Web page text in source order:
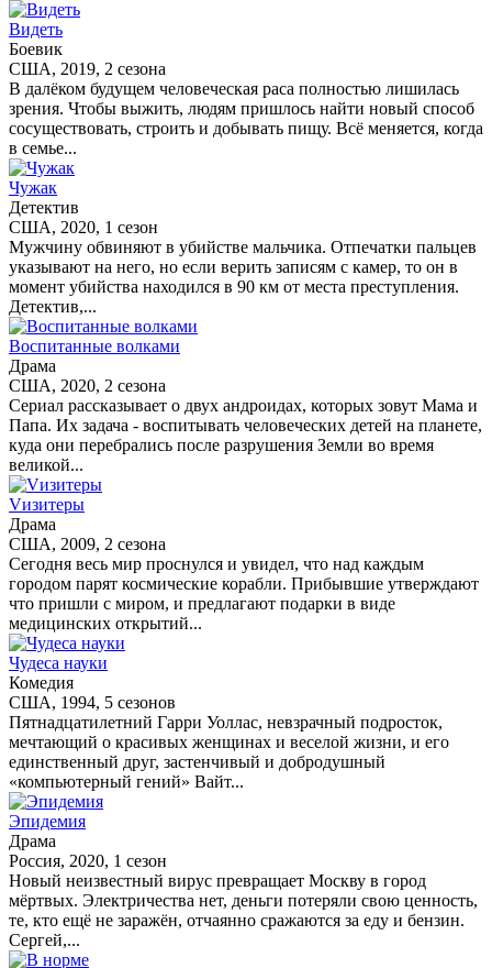
Видеть
Боевик
США, 2019, 2 сезона
В далёком будущем человеческая раса полностью лишилась
зрения. Чтобы выжить, людям пришлось найти новый способ
сосуществовать, строить и добывать пищу. Всё меняется, когда
в семье...
Чужак
Детектив
США, 2020, 1 сезон
Мужчину обвиняют в убийстве мальчика. Отпечатки пальцев
указывают на него, но если верить записям с камер, то он в
момент убийства находился в 90 км от места преступления.
Детектив,...
Воспитанные волками
Драма
США, 2020, 2 сезона
Сериал рассказывает о двух андроидах, которых зовут Мама и
Папа. Их задача - воспитывать человеческих детей на планете,
куда они перебрались после разрушения Земли во время
великой...
Vизитеры
Драма
США, 2009, 2 сезона
Сегодня весь мир проснулся и увидел, что над каждым
городом парят космические корабли. Прибывшие утверждают
что пришли с миром, и предлагают подарки в виде
медицинских открытий...
Чудеса науки
Комедия
США, 1994, 5 сезонов
Пятнадцатилетний Гарри Уоллас, невзрачный подросток,
мечтающий о красивых женщинах и веселой жизни, и его
единственный друг, застенчивый и добродушный
«компьютерный гений» Вайт...
Эпидемия
Драма
Россия, 2020, 1 сезон
Новый неизвестный вирус превращает Москву в город
мёртвых. Электричества нет, деньги потеряли свою ценность,
те, кто ещё не заражён, отчаянно сражаются за еду и бензин.
Сергей,...